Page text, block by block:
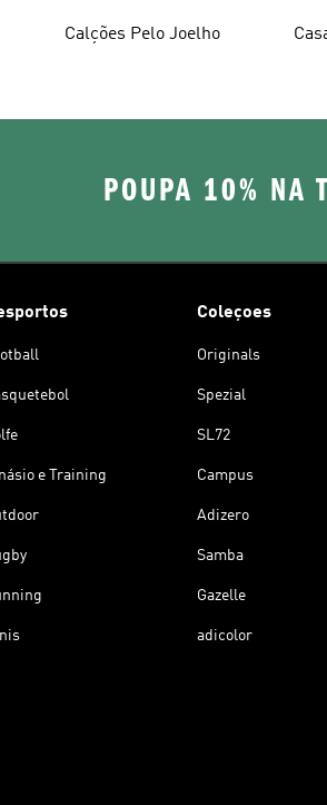
Calções Pelo Joelho
POUPA 10% NA
e Training
Coleçoes
Originals
Spezial
SL72
Campus
Adizero
Samba
Gazelle
adicolor